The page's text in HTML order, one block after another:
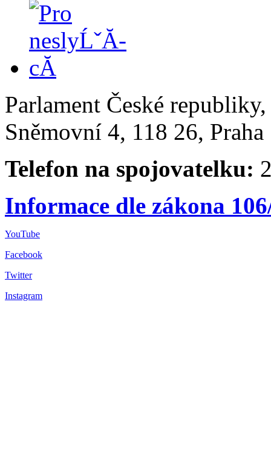
Parlament České
Sněmovní 4, 118 26,
Telefon na spojovatelku:
Informace dle zákona
YouTube
Facebook
Twitter
Instagram